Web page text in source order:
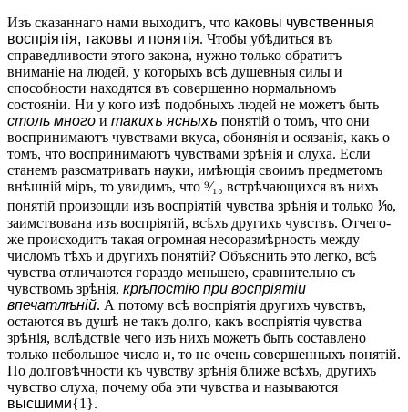
Изъ сказаннаго нами выходитъ, что каковы чувственныя
воспріятія, таковы и понятія. Чтобы убѣдиться въ
справедливости этого закона, нужно только обратитъ
вниманіе на людей, у которыхъ всѣ душевныя силы и
способности находятся въ совершенно нормальномъ
состояніи. Ни у кого изѣ подобныхъ людей не можетъ быть
столь много и такихъ ясныхъ понятій о томъ, что они
воспринимаютъ чувствами вкуса, обонянія и осязанія, какъ о
томъ, что воспринимаютъ чувствами зрѣнія и слуха. Если
станемъ разсматривать науки, имѣющія своимъ предметомъ
внѣшній міръ, то увидимъ, что ⁹⁄₁₀ встрѣчающихся въ нихъ
понятій произощли изъ воспріятій чувства зрѣнія и только ⅒,
заимствована изъ воспріятій, всѣхъ другихъ чувствъ. Отчего-
же происходитъ такая огромная несоразмѣрность между
числомъ тѣхъ и другихъ понятій? Объяснить это легко, всѣ
чувства отличаются гораздо меньшею, сравнительно съ
чувствомъ зрѣнія, крѣпостію при воспріятіи
впечатлѣній. А потому всѣ воспріятія другихъ чувствъ,
остаются въ душѣ не такъ долго, какъ воспріятія чувства
зрѣнія, вслѣдствіе чего изъ нихъ можетъ быть составлено
только небольшое число и, то не очень совершенныхъ понятій.
По долговѣчности къ чувству зрѣнія ближе всѣхъ, другихъ
чувство слуха, почему оба эти чувства и называются
высшими{1}.